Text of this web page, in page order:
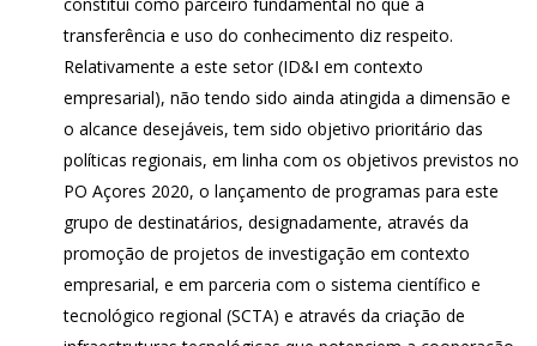
transferência e uso do conhecimento diz respeito.
Relativamente a este setor (ID&I em contexto
empresarial), não tendo sido ainda atingida a dimensão e
o alcance desejáveis, tem sido objetivo prioritário das
políticas regionais, em linha com os objetivos previstos no
PO Açores 2020, o lançamento de programas para este
grupo de destinatários, designadamente, através da
promoção de projetos de investigação em contexto
empresarial, e em parceria com o sistema científico e
tecnológico regional (SCTA) e através da criação de